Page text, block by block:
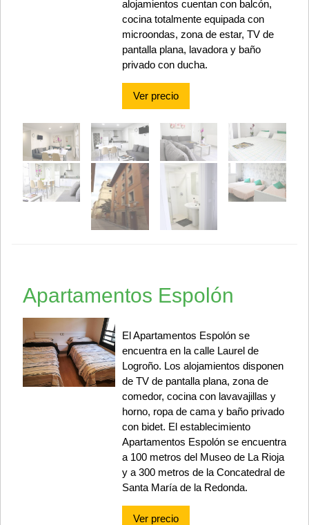
alojamientos cuentan con balcón,
cocina totalmente equipada con
microondas, zona de estar, TV de
pantalla plana, lavadora y baño
privado con ducha.
Ver precio
Apartamentos Espolón
El Apartamentos Espolón se
encuentra en la calle Laurel de
Logroño. Los alojamientos disponen
de TV de pantalla plana, zona de
comedor, cocina con lavavajillas y
horno, ropa de cama y baño privado
con bidet. El establecimiento
Apartamentos Espolón se encuentra
a 100 metros del Museo de La Rioja
y a 300 metros de la Concatedral de
Santa María de la Redonda.
Ver precio